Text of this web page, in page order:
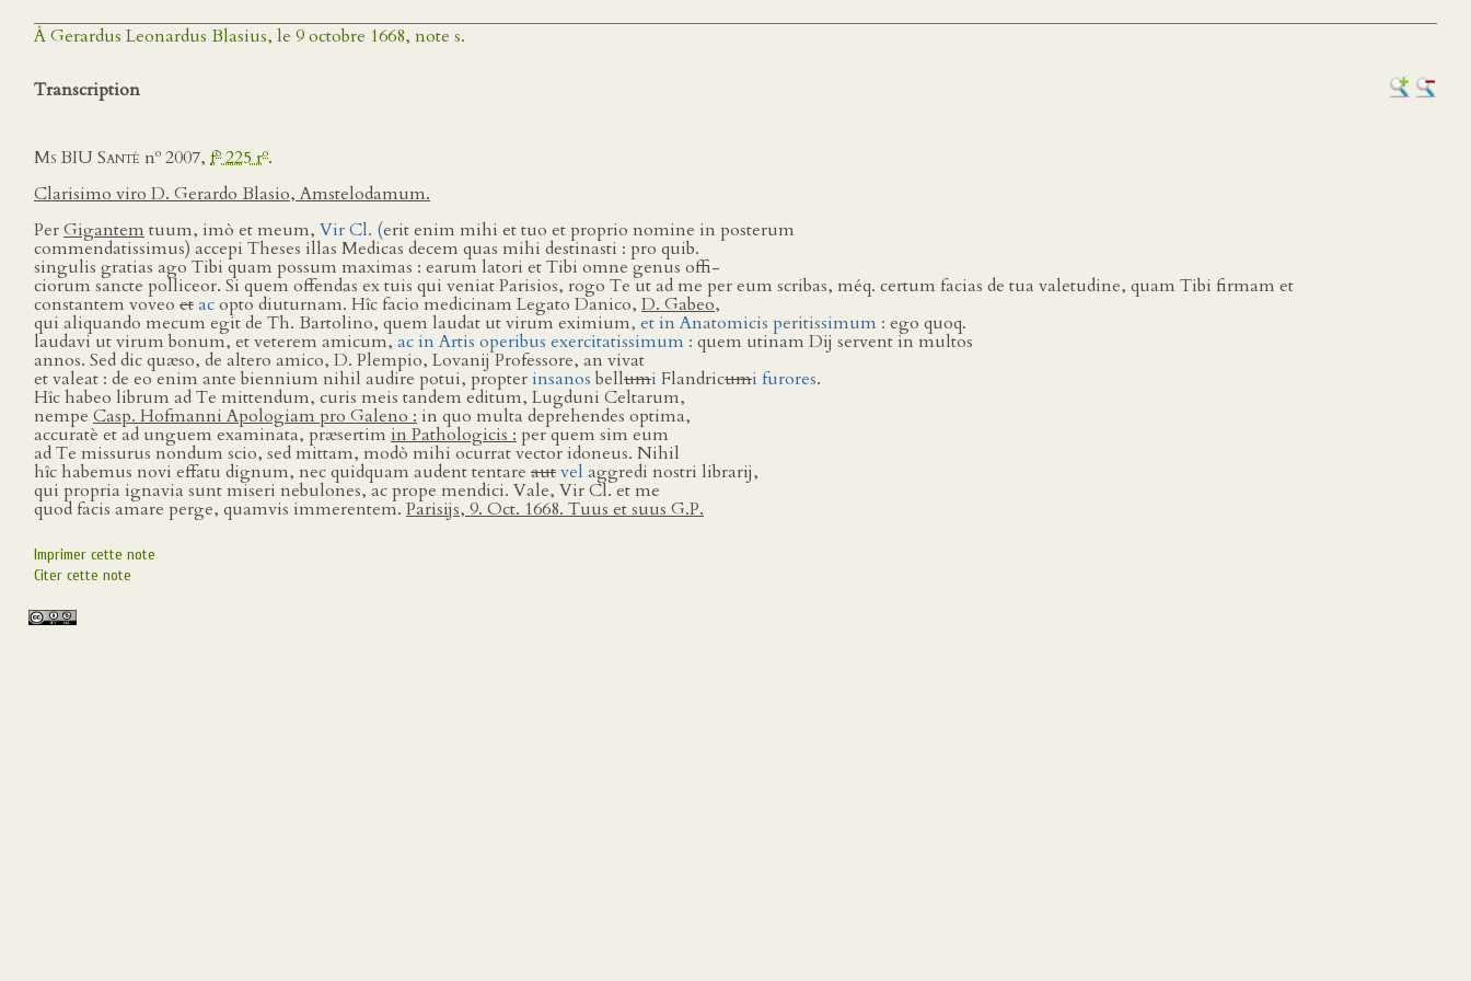
À Gerardus Leonardus Blasius, le 9 octobre 1668, note s.
Transcription
Ms BIU Santé no 2007, fo225 ro.
Clarisimo viro D. Gerardo Blasio, Amstelodamum.
PerGigantem tuum, imò et meum, Vir Cl. (erit enim mihi et tuo et proprio nomine in posterum
commendatissimus) accepi Theses illas Medicas decem quas mihi destinasti : pro quib.
singulis gratias ago Tibi quam possum maximas : earum latori et Tibi omne genus offi-
ciorum sancte polliceor. Si quem offendas ex tuis qui veniat Parisios, rogo Te ut ad me per eum scribas, méq. certum facias de tua valetudine, quam Tibi firmam et
constantem voveo etacopto diuturnam. Hîc facio medicinam Legato Danico, D. Gabeo,
qui aliquando mecum egit de Th. Bartolino, quem laudat ut virum eximium, et in Anatomicis peritissimum : ego quoq.
laudavi ut virum bonum, et veterem amicum, ac in Artis operibus exercitatissimum : quem utinam Dij servent in multos
annos. Sed dic quæso, de altero amico, D. Plempio, Lovanij Professore, an vivat
et valeat : de eo enim ante biennium nihil audire potui, propterinsanos bellumi Flandricumi furores.
Hîc habeo librum ad Te mittendum, curis meis tandem editum, Lugduni Celtarum,
nempe Casp. Hofmanni Apologiam pro Galeno : in quo multa deprehendes optima,
accuratè et ad unguem examinata, præsertim in Pathologicis : per quem sim eum
ad Te missurus nondum scio, sed mittam, modò mihi ocurrat vector idoneus. Nihil
hîc habemus novi effatu dignum, nec quidquam audent tentare autvel aggredi nostri librarij,
qui propria ignavia sunt miseri nebulones, ac prope mendici. Vale, Vir Cl. et me
quod facis amare perge, quamvis immerentem. Parisijs, 9. Oct. 1668. Tuus et suus G.P.
Imprimer cette note
Citer cette note